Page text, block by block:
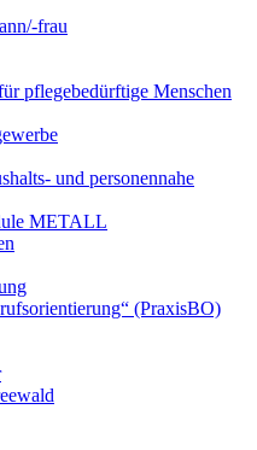
frau
pflegebedürftige Menschen
und personennahe
METALL
(PraxisBO)